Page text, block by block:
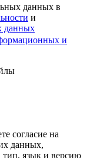
данных в
и
данных
и
согласие на
данных,
тип, язык и версию